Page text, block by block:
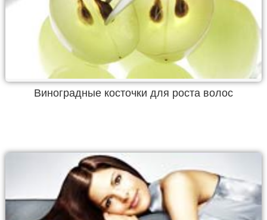
Виноградные косточки для роста волос